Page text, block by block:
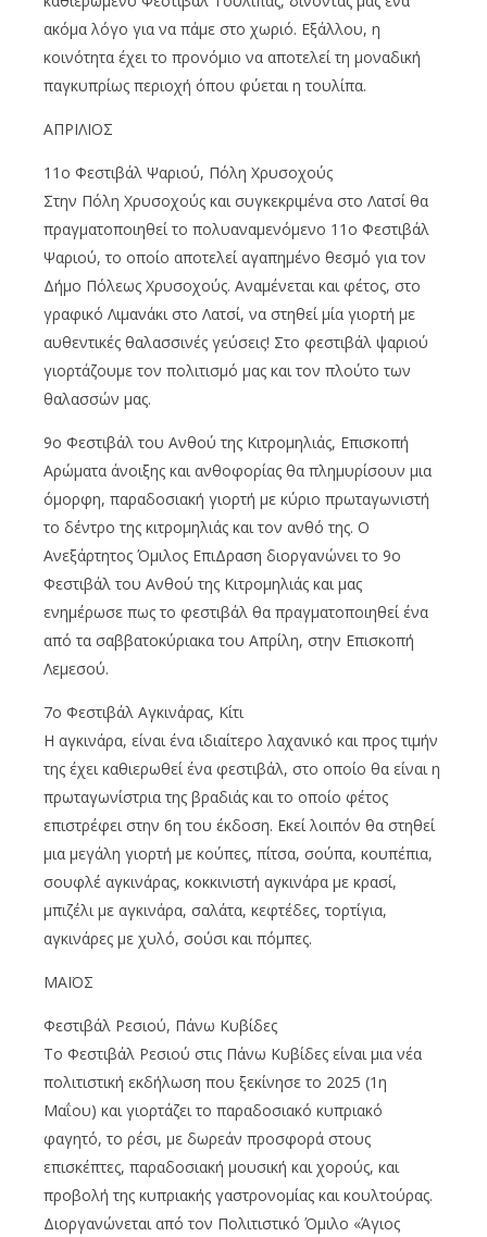
ακόμα λόγο για να πάμε στο χωριό. Εξάλλου, η
κοινότητα έχει το προνόμιο να αποτελεί τη μοναδική
παγκυπρίως περιοχή όπου φύεται η τουλίπα.
ΑΠΡΙΛΙΟΣ
11ο Φεστιβάλ Ψαριού, Πόλη Χρυσοχούς
Στην Πόλη Χρυσοχούς και συγκεκριμένα στο Λατσί θα
πραγματοποιηθεί το πολυαναμενόμενο 11ο Φεστιβάλ
Ψαριού, το οποίο αποτελεί αγαπημένο θεσμό για τον
Δήμο Πόλεως Χρυσοχούς. Αναμένεται και φέτος, στο
γραφικό Λιμανάκι στο Λατσί, να στηθεί μία γιορτή με
αυθεντικές θαλασσινές γεύσεις! Στο φεστιβάλ ψαριού
γιορτάζουμε τον πολιτισμό μας και τον πλούτο των
θαλασσών μας.
9ο Φεστιβάλ του Ανθού της Κιτρομηλιάς, Επισκοπή
Αρώματα άνοιξης και ανθοφορίας θα πλημυρίσουν μια
όμορφη, παραδοσιακή γιορτή με κύριο πρωταγωνιστή
το δέντρο της κιτρομηλιάς και τον ανθό της. Ο
Ανεξάρτητος Όμιλος ΕπιΔραση διοργανώνει το 9ο
Φεστιβάλ του Ανθού της Κιτρομηλιάς και μας
ενημέρωσε πως το φεστιβάλ θα πραγματοποιηθεί ένα
από τα σαββατοκύριακα του Απρίλη, στην Επισκοπή
Λεμεσού.
7ο Φεστιβάλ Αγκινάρας, Κίτι
Η αγκινάρα, είναι ένα ιδιαίτερο λαχανικό και προς τιμήν
της έχει καθιερωθεί ένα φεστιβάλ, στο οποίο θα είναι η
πρωταγωνίστρια της βραδιάς και το οποίο φέτος
επιστρέφει στην 6η του έκδοση. Εκεί λοιπόν θα στηθεί
μια μεγάλη γιορτή με κούπες, πίτσα, σούπα, κουπέπια,
σουφλέ αγκινάρας, κοκκινιστή αγκινάρα με κρασί,
μπιζέλι με αγκινάρα, σαλάτα, κεφτέδες, τορτίγια,
αγκινάρες με χυλό, σούσι και πόμπες.
ΜΑΪΟΣ
Φεστιβάλ Ρεσιού, Πάνω Κυβίδες
Το Φεστιβάλ Ρεσιού στις Πάνω Κυβίδες είναι μια νέα
πολιτιστική εκδήλωση που ξεκίνησε το 2025 (1η
Μαΐου) και γιορτάζει το παραδοσιακό κυπριακό
φαγητό, το ρέσι, με δωρεάν προσφορά στους
επισκέπτες, παραδοσιακή μουσική και χορούς, και
προβολή της κυπριακής γαστρονομίας και κουλτούρας.
Διοργανώνεται από τον Πολιτιστικό Όμιλο «Άγιος